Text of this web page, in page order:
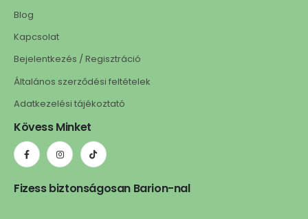
Blog
Kapcsolat
Bejelentkezés / Regisztráció
Általános szerződési feltételek
Adatkezelési tájékoztató
Kövess Minket
Fizess biztonságosan Barion-nal